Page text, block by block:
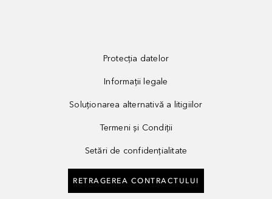
Protecția datelor
Informații legale
Soluționarea alternativă a litigiilor
Termeni și Condiții
Setări de confidențialitate
RETRAGEREA CONTRACTULUI